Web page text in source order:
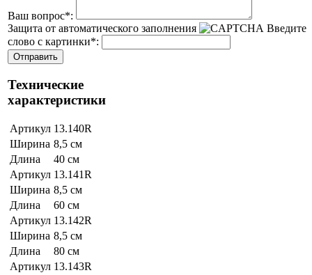
Ваш вопрос*:
Защита от автоматического заполнения
Введите
слово с картинки*:
Технические
характеристики
Артикул 13.140R
Ширина 8,5 см
Длина
40 см
Артикул 13.141R
Ширина 8,5 см
Длина
60 см
Артикул 13.142R
Ширина 8,5 см
Длина
80 см
Артикул 13.143R